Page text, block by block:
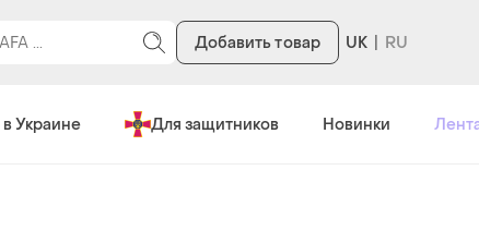
Добавить товар UK
Украине Для защитников Новинки